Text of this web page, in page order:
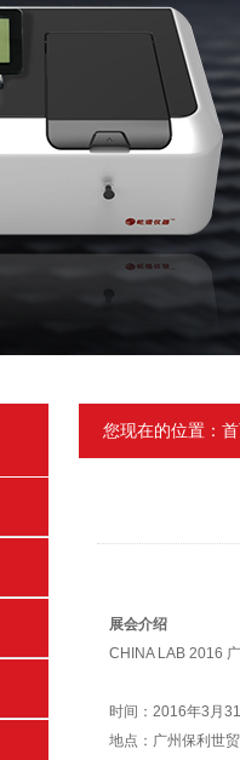
您现在的位置：
展会介绍
CHINA LAB 2016
时间：2016年3月
地点：广州保利世